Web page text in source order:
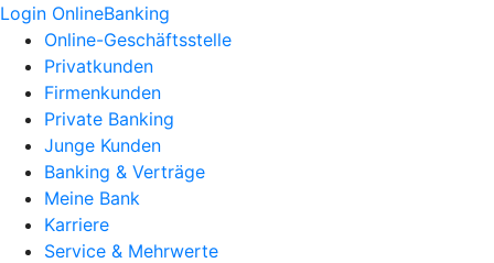
Login OnlineBanking
Online-Geschäftsstelle
Privatkunden
Firmenkunden
Private Banking
Junge Kunden
Banking & Verträge
Meine Bank
Karriere
Service & Mehrwerte